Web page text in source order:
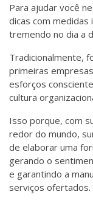
Para ajudar você
dicas com
tremendo no dia a
Tradicionalmente,
primeiras
esforços
cultura
Isso porque, com
redor do mundo,
de elaborar uma
gerando o
e garantindo a
serviços ofertados.